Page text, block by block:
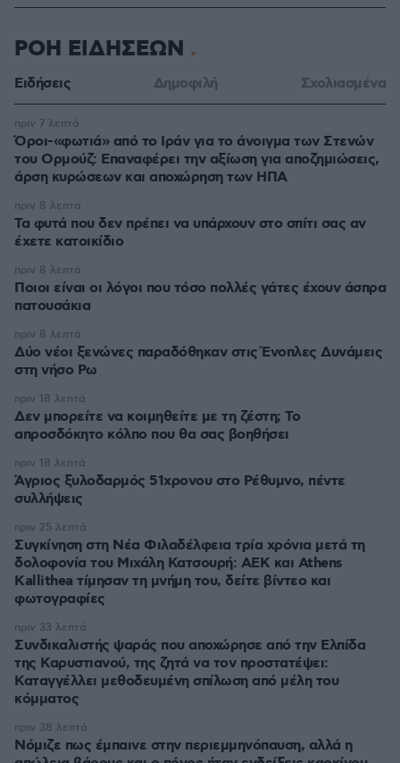
ΡΟΗ ΕΙΔΗΣΕΩΝ
Ειδήσεις Δημοφιλή Σχολιασμένα
Όροι-«φωτιά» από το Ιράν για το άνοιγμα των Στενών
του Ορμούζ: Επαναφέρει την αξίωση για αποζημιώσεις,
άρση κυρώσεων και αποχώρηση των ΗΠΑ
πριν 7 λεπτά
Τα φυτά που δεν πρέπει να υπάρχουν στο σπίτι σας αν
έχετε κατοικίδιο
πριν 8 λεπτά
Ποιοι είναι οι λόγοι που τόσο πολλές γάτες έχουν άσπρα
πατουσάκια
πριν 8 λεπτά
Δύο νέοι ξενώνες παραδόθηκαν στις Ένοπλες Δυνάμεις
στη νήσο Ρω
πριν 8 λεπτά
Δεν μπορείτε να κοιμηθείτε με τη ζέστη; Το
απροσδόκητο κόλπο που θα σας βοηθήσει
πριν 18 λεπτά
Άγριος ξυλοδαρμός 51χρονου στο Ρέθυμνο, πέντε
συλλήψεις
πριν 18 λεπτά
Συγκίνηση στη Νέα Φιλαδέλφεια τρία χρόνια μετά τη
δολοφονία του Μιχάλη Κατσουρή: ΑΕΚ και Athens
Kallithea τίμησαν τη μνήμη του, δείτε βίντεο και
φωτογραφίες
πριν 25 λεπτά
Συνδικαλιστής ψαράς που αποχώρησε από την Ελπίδα
της Καρυστιανού, της ζητά να τον προστατέψει:
Καταγγέλλει μεθοδευμένη σπίλωση από μέλη του
κόμματος
πριν 33 λεπτά
Νόμιζε πως έμπαινε στην περιεμμηνόπαυση, αλλά η
πριν 38 λεπτά